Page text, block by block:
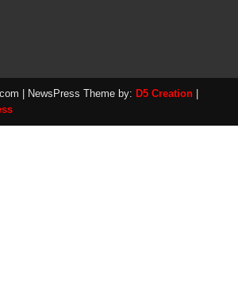
| NewsPress Theme by: D5 Creation